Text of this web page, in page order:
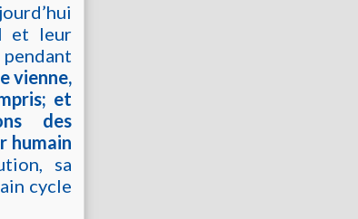
et leur
pendant
vienne,
et
des
humain
sa
cycle